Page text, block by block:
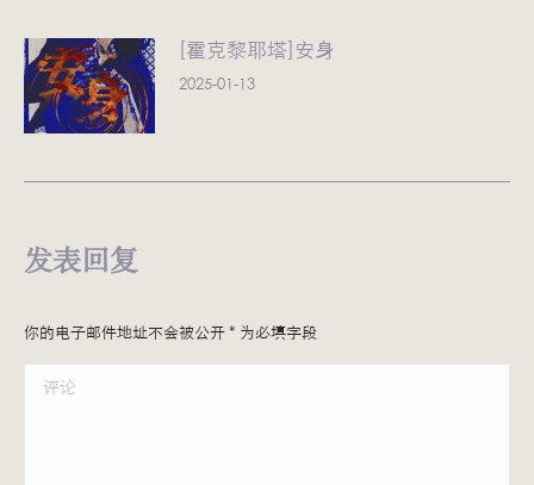
[霍克黎耶塔]安身
2025-01-13
发表回复
你的电子邮件地址不会被公开* 为必填字段
评论